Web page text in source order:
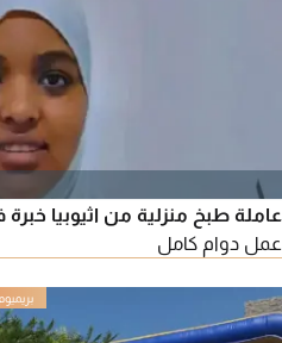
عاملة طبخ منزلية من اثيوبيا
عمل دوام كامل